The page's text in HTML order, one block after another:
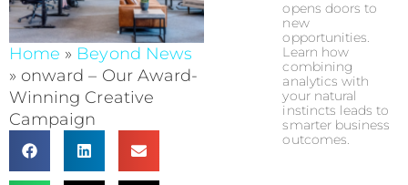
Home » Beyond News
» onward – Our Award-
Winning Creative
Campaign
opens doors to
new
opportunities.
Learn how
combining
analytics with
your natural
instincts leads to
smarter business
outcomes.